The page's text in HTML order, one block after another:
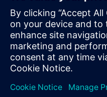
voor inbedrijfname-, montage-
cursus is de deelnemer in
fouten op te sporen en is in
wordt aan een PLC.
en